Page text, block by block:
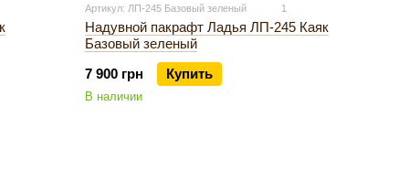
Артикул: ЛП-245 Базовый зеленый 1
Надувной пакрафт Ладья ЛП-245 Каяк
Базовый зеленый
7 900 грн
Купить
В наличии